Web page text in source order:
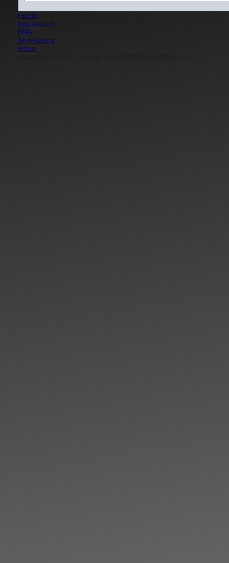
Home
Impressum
Hilfe
Anmeldung
Intern